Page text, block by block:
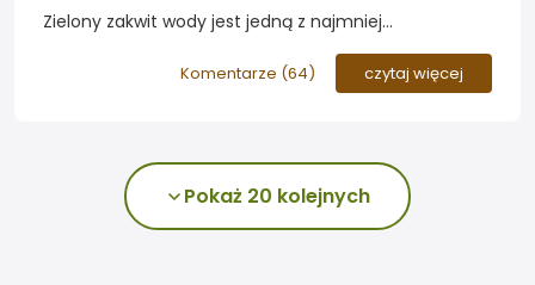
Zielony zakwit wody jest jedną z najmniej
zbiorniku roślinnym. Zapraszamy do zapoznania się ze
sposobem walki z zakwitem na bazie zbiornika
Komentarze (64) czytaj więcej
Pokaż 20 kolejnych